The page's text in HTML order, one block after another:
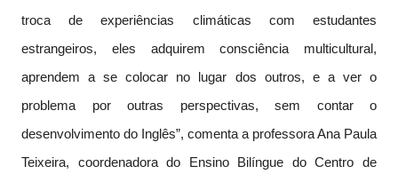
troca de experiências climáticas com estudantes
estrangeiros, eles adquirem consciência multicultural,
aprendem a se colocar no lugar dos outros, e a ver o
problema por outras perspectivas, sem contar o
desenvolvimento do Inglês”, comenta a professora Ana Paula
Teixeira, coordenadora do Ensino Bilíngue do Centro de